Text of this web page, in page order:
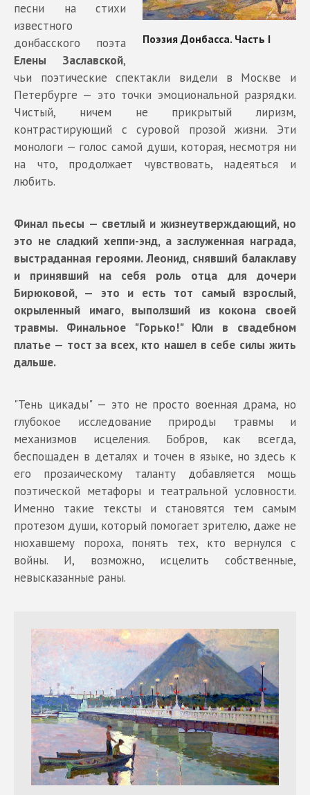
песни на стихи
известного
донбасского поэта
Елены Заславской,
чьи поэтические спектакли видели в Москве и
Петербурге — это точки эмоциональной разрядки.
Чистый, ничем не прикрытый лиризм,
контрастирующий с суровой прозой жизни. Эти
монологи — голос самой души, которая, несмотря ни
на что, продолжает чувствовать, надеяться и
любить.
Финал пьесы — светлый и жизнеутверждающий, но
это не сладкий хеппи-энд, а заслуженная награда,
выстраданная героями. Леонид, снявший балаклаву
и принявший на себя роль отца для дочери
Бирюковой, — это и есть тот самый взрослый,
окрыленный имаго, выползший из кокона своей
травмы. Финальное "Горько!" Юли в свадебном
платье — тост за всех, кто нашел в себе силы жить
дальше.
"Тень цикады" — это не просто военная драма, но
глубокое исследование природы травмы и
механизмов исцеления. Бобров, как всегда,
беспощаден в деталях и точен в языке, но здесь к
его прозаическому таланту добавляется мощь
поэтической метафоры и театральной условности.
Именно такие тексты и становятся тем самым
протезом души, который помогает зрителю, даже не
нюхавшему пороха, понять тех, кто вернулся с
войны. И, возможно, исцелить собственные,
невысказанные раны.